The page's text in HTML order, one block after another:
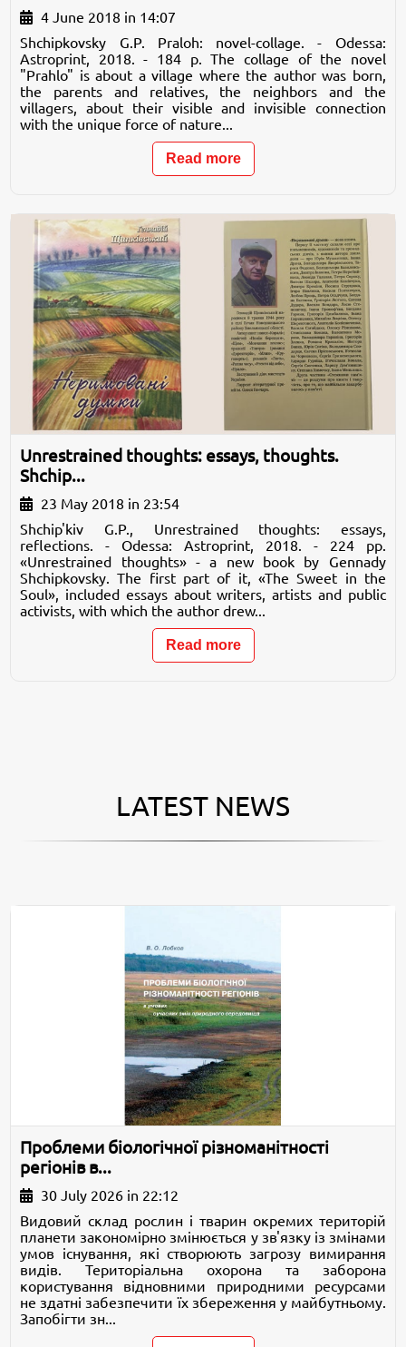
4 June 2018 in 14:07
Shchipkovsky G.P. Praloh: novel-collage. - Odessa:
Astroprint, 2018. - 184 p. The collage of the novel
"Prahlo" is about a village where the author was born,
the parents and relatives, the neighbors and the
villagers, about their visible and invisible connection
with the unique force of nature...
Read more
Unrestrained thoughts: essays, thoughts.
Shchip...
23 May 2018 in 23:54
Shchip'kiv G.P., Unrestrained thoughts: essays,
reflections. - Odessa: Astroprint, 2018. - 224 pp.
«Unrestrained thoughts» - a new book by Gennady
Shchipkovsky. The first part of it, «The Sweet in the
Soul», included essays about writers, artists and public
activists, with which the author drew...
Read more
LATEST NEWS
Проблеми біологічної різноманітності
регіонів в...
30 July 2026 in 22:12
Видовий склад рослин і тварин окремих територій
планети закономірно змінюється у зв'язку із змінами
умов існування, які створюють загрозу вимирання
видів. Територіальна охорона та заборона
користування відновними природними ресурсами
не здатні забезпечити їх збереження у майбутньому.
Запобігти зн...